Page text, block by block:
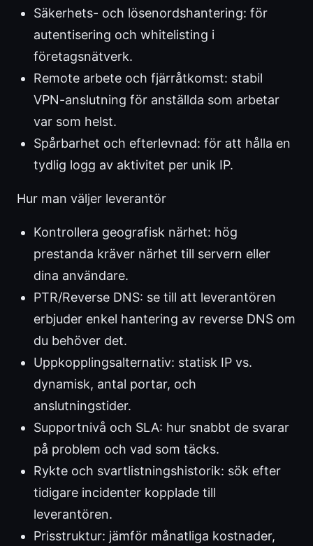
Säkerhets- och lösenordshantering: för
autentisering och whitelisting i
företagsnätverk.
Remote arbete och fjärråtkomst: stabil
VPN-anslutning för anställda som arbetar
var som helst.
Spårbarhet och efterlevnad: för att hålla en
tydlig logg av aktivitet per unik IP.
Hur man väljer leverantör
Kontrollera geografisk närhet: hög
prestanda kräver närhet till servern eller
dina användare.
PTR/Reverse DNS: se till att leverantören
erbjuder enkel hantering av reverse DNS om
du behöver det.
Uppkopplingsalternativ: statisk IP vs.
dynamisk, antal portar, och
anslutningstider.
Supportnivå och SLA: hur snabbt de svarar
på problem och vad som täcks.
Rykte och svartlistningshistorik: sök efter
tidigare incidenter kopplade till
leverantören.
Prisstruktur: jämför månatliga kostnader,